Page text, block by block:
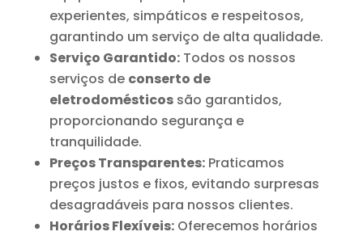
experientes, simpáticos e respeitosos,
garantindo um serviço de alta qualidade.
Serviço Garantido:Todos os nossos
serviços de conserto de
eletrodomésticossão garantidos,
proporcionando segurança e
tranquilidade.
Preços Transparentes:Praticamos
preços justos e fixos, evitando surpresas
desagradáveis para nossos clientes.
Horários Flexíveis:Oferecemos horários